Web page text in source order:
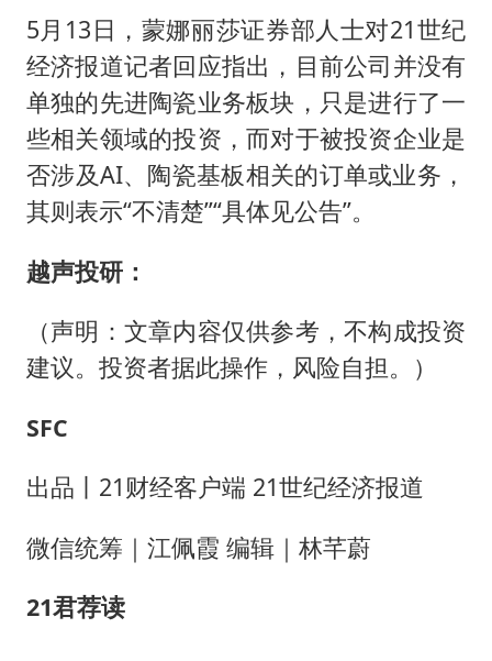
5月13日，蒙娜丽莎证券部人士对21世纪
经济报道记者回应指出，目前公司并没有
单独的先进陶瓷业务板块，只是进行了一
些相关领域的投资，而对于被投资企业是
否涉及AI、陶瓷基板相关的订单或业务，
其则表示“不清楚”“具体见公告”。
越声投研：
（声明：文章内容仅供参考，不构成投资
建议。投资者据此操作，风险自担。）
SFC
出品丨21财经客户端 21世纪经济报道
微信统筹｜江佩霞 编辑｜林芊蔚
21君荐读